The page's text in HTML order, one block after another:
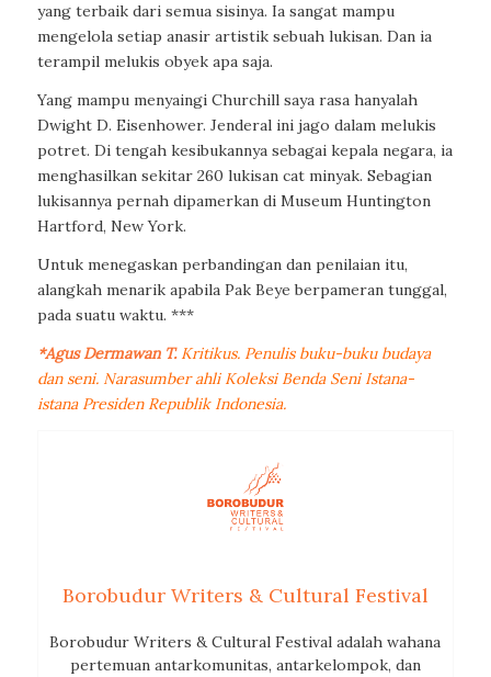
yang terbaik dari semua sisinya. Ia sangat mampu
mengelola setiap anasir artistik sebuah lukisan. Dan ia
terampil melukis obyek apa saja.
Yang mampu menyaingi Churchill saya rasa hanyalah
Dwight D. Eisenhower. Jenderal ini jago dalam melukis
potret. Di tengah kesibukannya sebagai kepala negara, ia
menghasilkan sekitar 260 lukisan cat minyak. Sebagian
lukisannya pernah dipamerkan di Museum Huntington
Hartford, New York.
Untuk menegaskan perbandingan dan penilaian itu,
alangkah menarik apabila Pak Beye berpameran tunggal,
pada suatu waktu. ***
*Agus Dermawan T. Kritikus. Penulis buku-buku budaya
dan seni. Narasumber ahli Koleksi Benda Seni Istana-
istana Presiden Republik Indonesia.
Borobudur Writers & Cultural Festival
Borobudur Writers & Cultural Festival adalah wahana
pertemuan antarkomunitas, antarkelompok, dan